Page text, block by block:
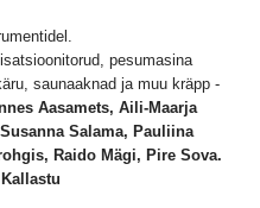
pesumasina
saunaaknad ja muu kräpp -
Aasamets, Aili-Maarja
Salama, Pauliina
Raido Mägi, Pire Sova.